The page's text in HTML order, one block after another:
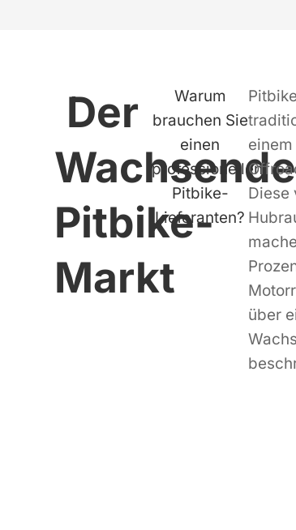
Der
Wachsende
Pitbike-
Markt
Warum
brauchen Sie
einen
professionellen
Pitbike-
Lieferanten?
Diese
über